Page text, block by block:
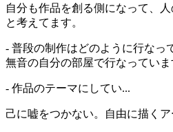
自分も作品を創る側になって、
と考えてます。
- 普段の制作はどのように行なっ
無音の自分の部屋で行なっていま
- 作品のテーマにしてい...
己に嘘をつかない。自由に描くア